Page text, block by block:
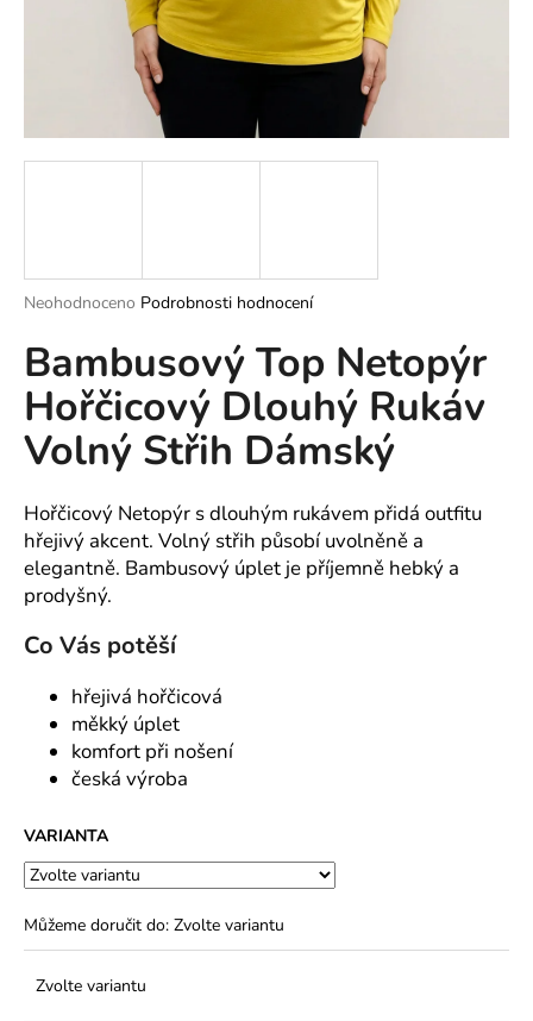
Průměrné
produktu
je
0,0
z
5
hvězdiček.
Neohodnoceno Podrobnosti hodnocení
Bambusový Top Netopýr
Hořčicový Dlouhý Rukáv
Volný Střih Dámský
Hořčicový Netopýr s dlouhým rukávem přidá outfitu
hřejivý akcent. Volný střih působí uvolněně a
elegantně. Bambusový úplet je příjemně hebký a
prodyšný.
Co Vás potěší
hřejivá hořčicová
měkký úplet
komfort při nošení
česká výroba
VARIANTA
Můžeme doručit do: Zvolte variantu
Zvolte variantu
?
HLEDAT
D
o
p
o
u
č
u
j
e
m